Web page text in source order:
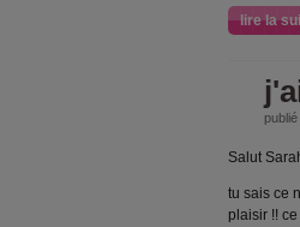
lire la
Salut
tu sais ce
plaisir !!